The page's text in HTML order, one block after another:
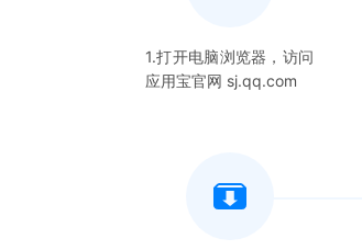
1.打开电脑浏览器，访问
应用宝官网 sj.qq.com